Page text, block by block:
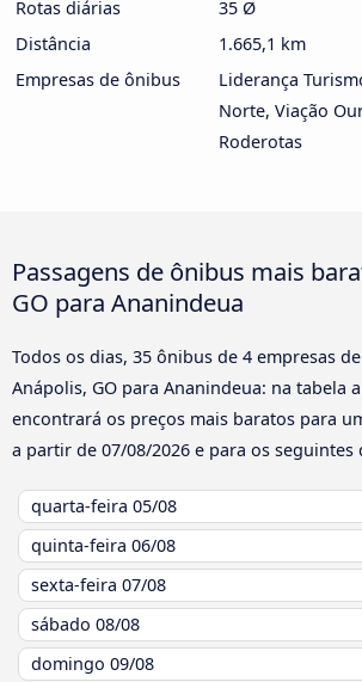
Rotas diárias
35 Ø
Distância
1.665,1 km
Empresas de ônibus
Liderança
Norte, Viação
Roderotas
Passagens de ônibus mais
GO para Ananindeua
Todos os dias, 35 ônibus de 4 empresas
Anápolis, GO para Ananindeua: na tabela
encontrará os preços mais baratos para
a partir de 07/08/2026 e para os seguintes
quarta-feira 05/08
quinta-feira 06/08
sexta-feira 07/08
sábado 08/08
domingo 09/08